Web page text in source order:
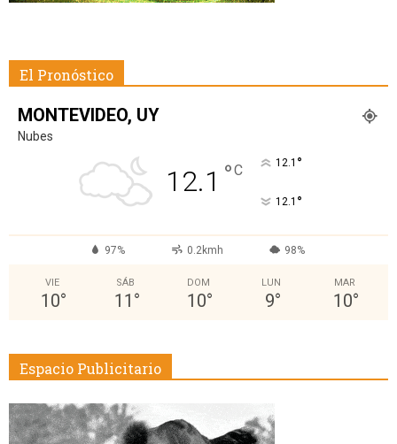
El Pronóstico
MONTEVIDEO, UY
Nubes
12.1 °C 12.1 °
12.1 °
97% 0.2kmh 98%
VIE
10°
SÁB
11 °
DOM
10°
LUN
9°
MAR
10°
Espacio Publicitario